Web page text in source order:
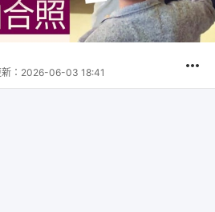
： 2026-06-03 18:41